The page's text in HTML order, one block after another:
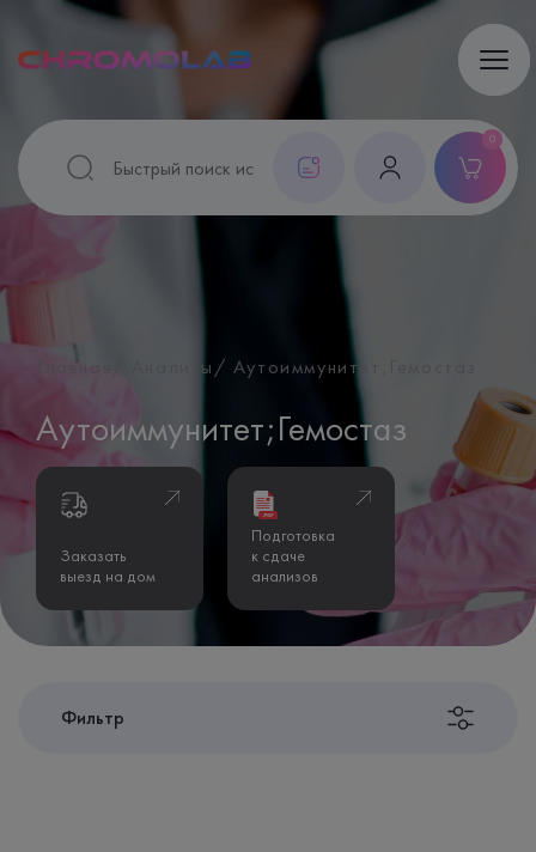
0
Главная Анализы Аутоиммунитет;Гемостаз
Аутоиммунитет;Гемостаз
Заказать
выезд на дом
Подготовка
к сдаче
анализов
Фильтр